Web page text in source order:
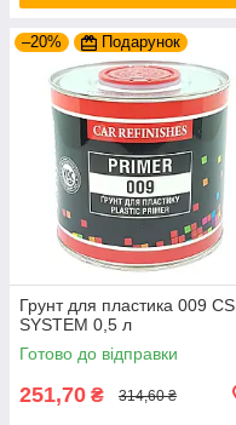
–20% Подарунок
Грунт для пластика 009 CS
SYSTEM 0,5 л
Готово до відправки
251,70 ₴ 314,60 ₴